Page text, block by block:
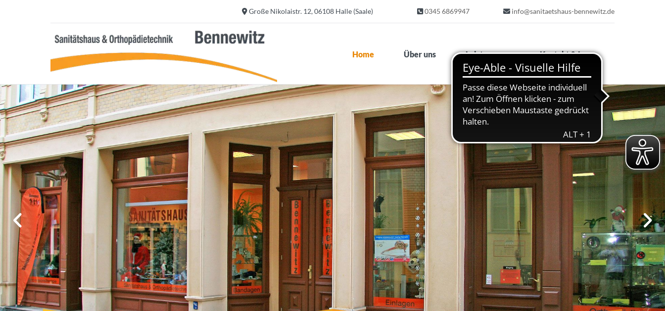
 Große Nikolaistr. 12, 06108 Halle (Saale)  0345 6869947  info@sanitaetshaus-bennewitz.de
Home Über uns Leistungen Kontakt & Lage